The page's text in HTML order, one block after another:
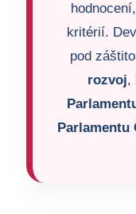
kritérií.
pod
rozvoj,
Parlamentu